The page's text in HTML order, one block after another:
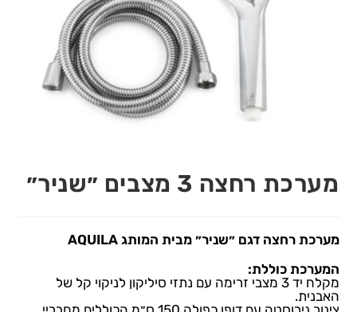
מערכת רחצה 3 מצבים ״שניר״
מערכת רחצה דגם ״שניר״ מבית המותג AQUILA
המערכת כוללת:
מקלח יד 3 מצבי זרימה עם נתזי סיליקון לניקוי קל של
האבנית.